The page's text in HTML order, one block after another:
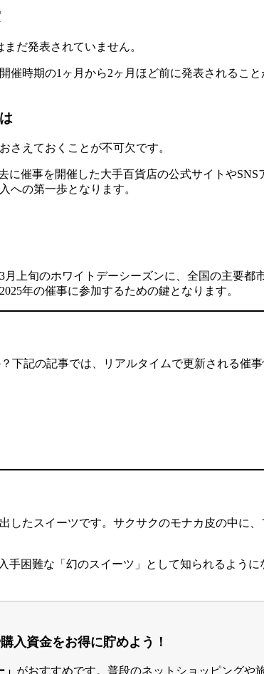
だ発表されていません。
開催時期の1ヶ月から2ヶ月ほど前に発表されるこ
さえておくことが不可欠です。
催事を開催した大手百貨店の公式サイトや
への第一歩となります。
上旬のホワイトデーシーズンに、全国の主要都
年の催事に参加するための鍵となります。
記の記事では、リアルタイムで更新される催
たスイーツです。サクサクのモナカ皮の中に
困難な「幻のスイーツ」として知られるように
入資金をお得に貯めよう！
がおすすめです。普段のネットショッピングや